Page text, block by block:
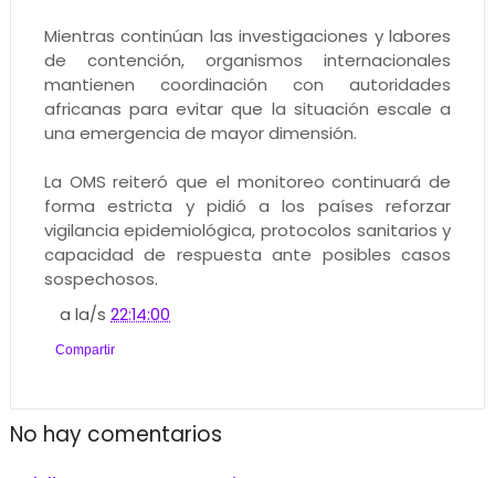
Mientras continúan las investigaciones y labores
de contención, organismos internacionales
mantienen coordinación con autoridades
africanas para evitar que la situación escale a
una emergencia de mayor dimensión.
La OMS reiteró que el monitoreo continuará de
forma estricta y pidió a los países reforzar
vigilancia epidemiológica, protocolos sanitarios y
capacidad de respuesta ante posibles casos
sospechosos.
a la/s22:14:00
Compartir
No hay comentarios